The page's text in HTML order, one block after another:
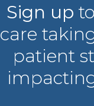
Sign up
care
patient